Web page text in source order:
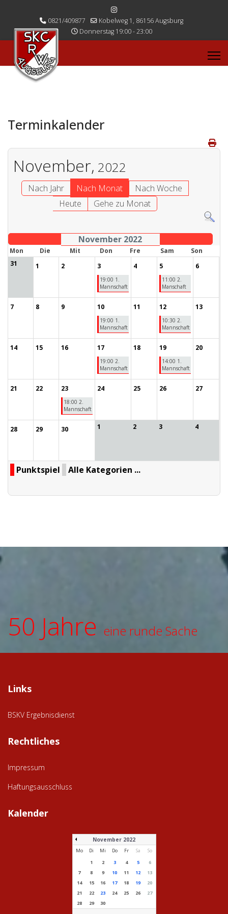
0821/409877
Kobelweg 1, 86156 Augsburg
Donnerstag 19:00 - 23:00
Terminkalender
November, 2022
Nach Jahr Nach Monat
Nach Woche
Heute
Gehe zu Monat
November 2022
Mon Die Mit Don Fre Sam
Son
31
1 2 3
19:00 1.
Mannschaft
4 5
11:00 2.
Manschaft
6
7 8 9 10
19:00 1.
Mannschaft
11 12
10:30 2.
Mannschaft
13
14 15 16 17
19:00 2.
Mannschaft
18 19
14:00 1.
Mannschaft
20
21 22 23
18:00 2.
Mannschaft
24 25 26 27
28 29 30 1 2 3 4
Punktspiel Alle Kategorien ...
50 Jahre eine runde Sache
Links
BSKV Ergebnisdienst
Rechtliches
Impressum
Haftungsausschluss
Kalender
November 2022
Mo Di Mi Do Fr Sa
So
1
2 3 4 5
6
7
8 9 10 11 12
13
14
15 16 17 18 19
20
21
22 23 24 25 26
27
28
29 30